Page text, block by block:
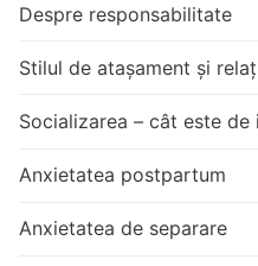
Despre responsabilitate
Stilul de atașament și
Socializarea – cât este
Anxietatea postpartum
Anxietatea de separare